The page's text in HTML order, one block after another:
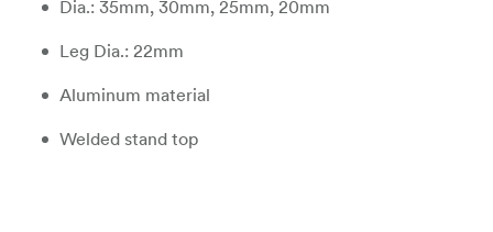
Dia.: 35mm, 30mm, 25mm, 20mm
Leg Dia.: 22mm
Aluminum material
Welded stand top